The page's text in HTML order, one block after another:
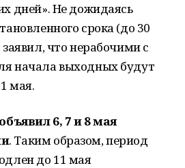
дней». Не дожидаясь
срока (до 30
что нерабочими с
начала выходных будут
мая.
объявил 6, 7 и 8 мая
. Таким образом, период
до 11 мая